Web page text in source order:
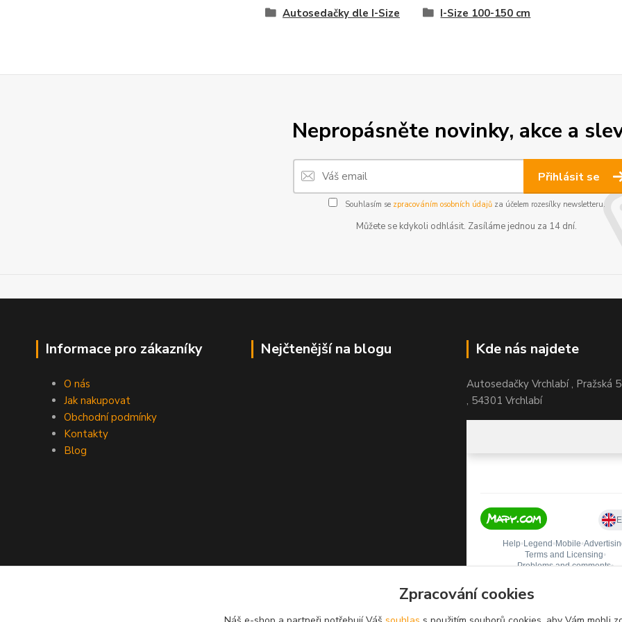
Autosedačky dle I-Size I-Size 100-150 cm
Nepropásněte novinky, akce a
Přihlásit se
Souhlasím se zpracováním osobních údajůza účelem rozesílky newsletteru.
Můžete se kdykoli odhlásit. Zasíláme jednou za 14 dní.
Informace pro zákazníky
O nás
Jak nakupovat
Obchodní podmínky
Kontakty
Blog
Nejčtenější na blogu Kde nás najdete
Autosedačky Vrchlabí , Pražská
, 54301 Vrchlabí
Zpracování cookies